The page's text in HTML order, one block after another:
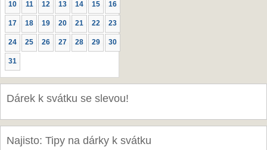
10 11 12 13 14 15 16
17 18 19 20 21 22 23
24 25 26 27 28 29 30
31
Dárek k svátku se slevou!
Najisto: Tipy na dárky k svátku